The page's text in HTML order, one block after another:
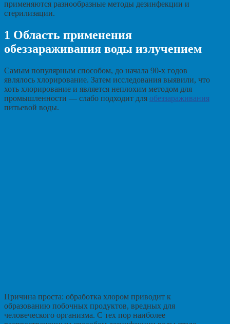
применяются разнообразные методы дезинфекции и
стерилизации.
1 Область применения
обеззараживания воды излучением
Cамым популярным способом, до начала 90-х годов
являлось хлорирование. Затем исследования выявили, что
хоть хлорирование и является неплохим методом для
промышленности — слабо подходит для обеззараживания
питьевой воды.
Причина проста: обработка хлором приводит к
образованию побочных продуктов, вредных для
человеческого организма. С тех пор наиболее